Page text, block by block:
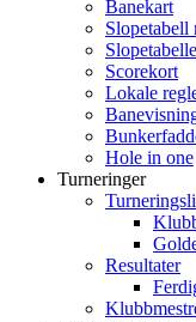
Banekart
Slopetabell
Scorekort
Lokale
Hole in one
Turneringer
Resultater